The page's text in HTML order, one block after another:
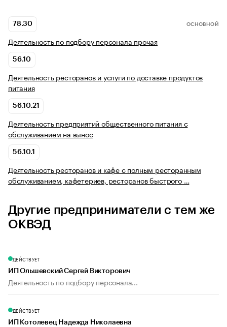
78.30 ОСНОВНОЙ
Деятельность по подбору персонала прочая
56.10
Деятельность ресторанов и услуги по доставке продуктов
питания
56.10.21
Деятельность предприятий общественного питания с
обслуживанием на вынос
56.10.1
Деятельность ресторанов и кафе с полным ресторанным
обслуживанием, кафетериев, ресторанов быстрого …
Другие предприниматели с тем же
ОКВЭД
ДЕЙСТВУЕТ
ИП Ольшевский Сергей Викторович
Деятельность по подбору персонала...
ДЕЙСТВУЕТ
ИП Котолевец Надежда Николаевна